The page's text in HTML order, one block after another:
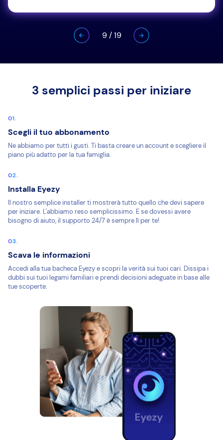
9/19
3 semplici passi per iniziare
Scegli il tuo abbonamento
Ne abbiamo per tutti i gusti. Ti basta creare un account e scegliere il
piano più adatto per la tua famiglia.
Installa Eyezy
Il nostro semplice installer ti mostrerà tutto quello che devi sapere
per iniziare. L'abbiamo reso semplicissimo. E se dovessi avere
bisogno di aiuto, il supporto 24/7 è sempre lì per te!
Scava le informazioni
Accedi alla tua bacheca Eyezy e scopri la verità sui tuoi cari. Dissipa i
dubbi sui tuoi legami familiari e prendi decisioni adeguate in base alle
tue scoperte.